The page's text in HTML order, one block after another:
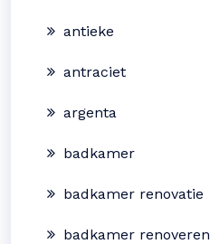
antieke
antraciet
argenta
badkamer
badkamer renovatie
badkamer renoveren